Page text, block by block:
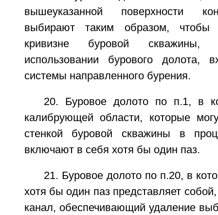
вышеуказанной поверхности
выбирают таким образом, чтобы
кривизне буровой скважины,
использовании бурового долота,
системы направленного бурения.
20. Буровое долото по п.1, в
калибрующей области, которые
стенкой буровой скважины в
включают в себя хотя бы один паз.
21. Буровое долото по п.20, в
хотя бы один паз представляет
канал, обеспечивающий удаление